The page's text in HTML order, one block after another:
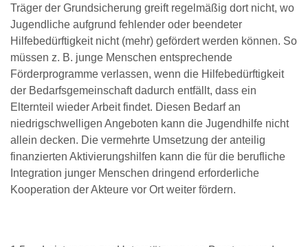
Träger der Grundsicherung greift regelmäßig dort nicht, wo
Jugendliche aufgrund fehlender oder beendeter
Hilfebedürftigkeit nicht (mehr) gefördert werden können. So
müssen z. B. junge Menschen entsprechende
Förderprogramme verlassen, wenn die Hilfebedürftigkeit
der Bedarfsgemeinschaft dadurch entfällt, dass ein
Elternteil wieder Arbeit findet. Diesen Bedarf an
niedrigschwelligen Angeboten kann die Jugendhilfe nicht
allein decken. Die vermehrte Umsetzung der anteilig
finanzierten Aktivierungshilfen kann die für die berufliche
Integration junger Menschen dringend erforderliche
Kooperation der Akteure vor Ort weiter fördern.